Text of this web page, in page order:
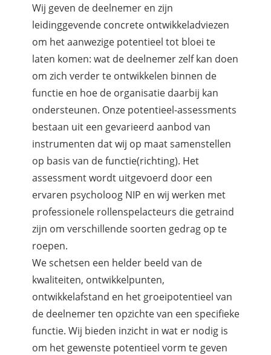
Wij geven de deelnemer en zijn
leidinggevende concrete ontwikkeladviezen
om het aanwezige potentieel tot bloei te
laten komen: wat de deelnemer zelf kan doen
om zich verder te ontwikkelen binnen de
functie en hoe de organisatie daarbij kan
ondersteunen. Onze potentieel-assessments
bestaan uit een gevarieerd aanbod van
instrumenten dat wij op maat samenstellen
op basis van de functie(richting). Het
assessment wordt uitgevoerd door een
ervaren psycholoog NIP en wij werken met
professionele rollenspelacteurs die getraind
zijn om verschillende soorten gedrag op te
roepen.
We schetsen een helder beeld van de
kwaliteiten, ontwikkelpunten,
ontwikkelafstand en het groeipotentieel van
de deelnemer ten opzichte van een specifieke
functie. Wij bieden inzicht in wat er nodig is
om het gewenste potentieel vorm te geven